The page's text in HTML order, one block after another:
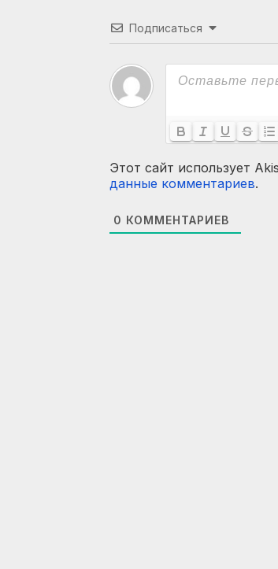
Подписаться
Этот сайт использует
данные комментариев.
0 КОММЕНТАРИЕВ